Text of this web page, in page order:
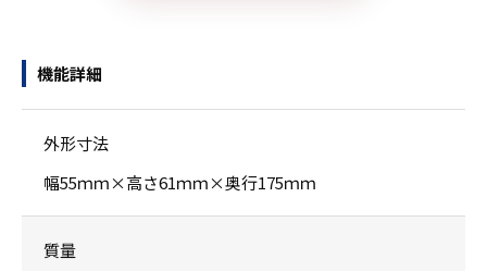
機能詳細
外形寸法
幅55ｍｍ×高さ61ｍｍ×奥行175ｍｍ
質量